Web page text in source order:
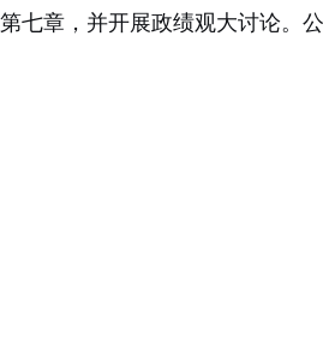
第七章，并开展政绩观大讨论。